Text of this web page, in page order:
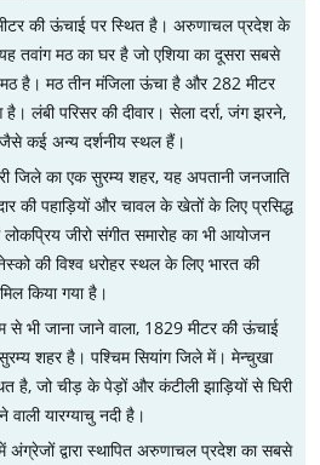
की ऊंचाई पर स्थित है। अरुणाचल प्रदेश के
तवांग मठ का घर है जो एशिया का दूसरा सबसे
है। मठ तीन मंजिला ऊंचा है और 282 मीटर
लंबी परिसर की दीवार। सेला दर्रा, जंग झरने,
कई अन्य दर्शनीय स्थल हैं।
जिले का एक सुरम्य शहर, यह अपतानी जनजाति
की पहाड़ियों और चावल के खेतों के लिए प्रसिद्ध
जीरो संगीत समारोह का भी आयोजन
की विश्व धरोहर स्थल के लिए भारत की
किया गया है।
से भी जाना जाने वाला, 1829 मीटर की ऊंचाई
शहर है। पश्चिम सियांग जिले में। मेन्चुखा
है, जो चीड़ के पेड़ों और कंटीली झाड़ियों से घिरी
यारग्याचु नदी है।
द्वारा स्थापित अरुणाचल प्रदेश का सबसे